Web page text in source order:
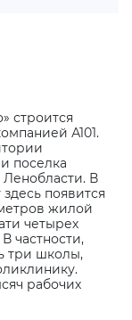
строится
А101.
поселка
В
появится
жилой
четырех
частности,
три школы,
рабочих